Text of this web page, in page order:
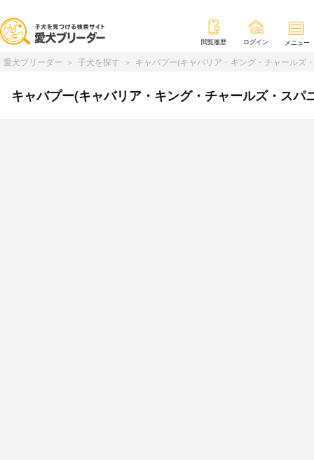
閲覧履歴 ログイン メニュー
愛犬ブリーダー 子犬を探す キャバプー(キャバリア・キング・チャールズ
キャバプー(キャバリア・キング・チャールズ・ス